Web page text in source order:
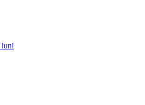
luni